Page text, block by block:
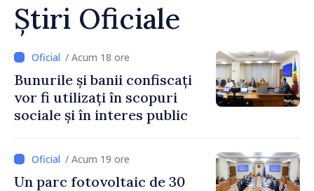
Știri Oficiale
/ Acum 18 ore
Bunurile și banii confiscați
vor fi utilizați în scopuri
sociale și în interes public
/ Acum 19 ore
Un parc fotovoltaic de 30